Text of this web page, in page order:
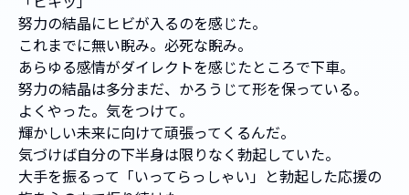
努力の結晶にヒビが入るのを感じた。
これまでに無い睨み。必死な睨み。
あらゆる感情がダイレクトを感じたところで下車。
努力の結晶は多分まだ、かろうじて形を保っている。
よくやった。気をつけて。
輝かしい未来に向けて頑張ってくるんだ。
気づけば自分の下半身は限りなく勃起していた。
大手を振るって「いってらっしゃい」と勃起した応援の